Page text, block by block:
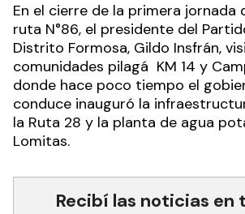
En el cierre de la primera jornada
ruta N°86, el presidente del
Distrito Formosa, Gildo Insfrán,
comunidades pilagá KM 14 y
donde hace poco tiempo el
conduce inauguró la
la Ruta 28 y la planta de agua
Lomitas.
Recibí las noticias en